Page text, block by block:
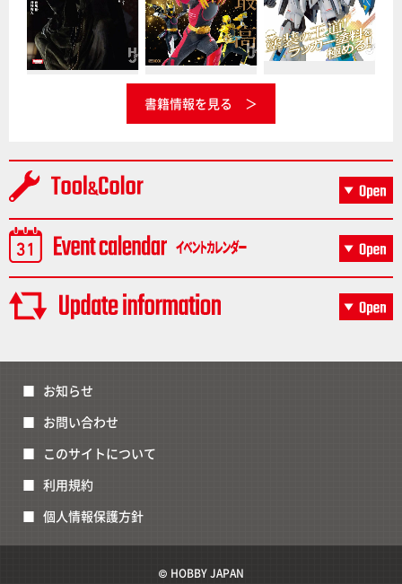
書籍情報を見る
お知らせ
お問い合わせ
このサイトについて
利用規約
個人情報保護方針
© HOBBY JAPAN